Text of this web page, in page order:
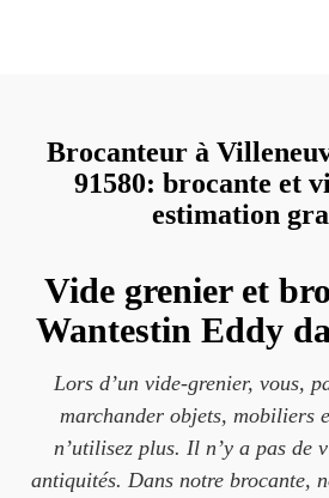
Brocanteur à
91580: brocante et
estimation
Vide grenier et
Wantestin Eddy
Lors d’un vide-grenier, vous,
marchander objets, mobiliers
n’utilisez plus. Il n’y a pas de
antiquités. Dans notre brocante,